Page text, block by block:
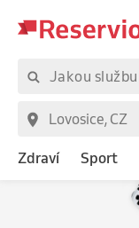
Zdraví Sport